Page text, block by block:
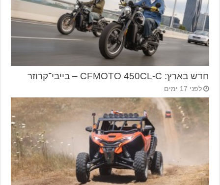
חדש בארץ: CFMOTO 450CL-C – בייבי־קרוזר
לפני 17 ימים